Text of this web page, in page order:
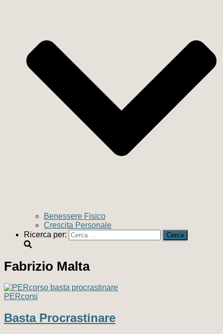
Benessere Fisico
Crescita Personale
Ricerca per:
Fabrizio Malta
PERcorsi
Basta Procrastinare